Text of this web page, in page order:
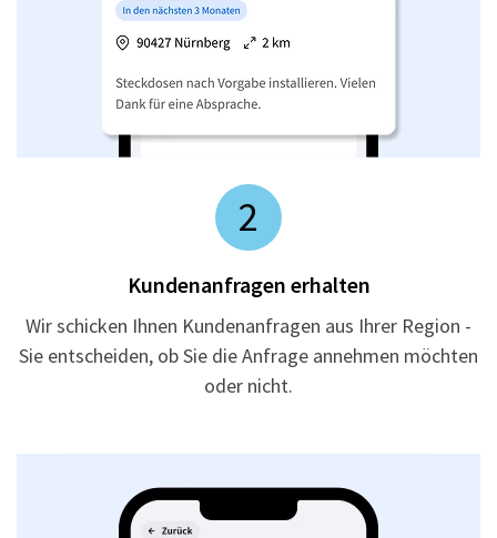
2
Kundenanfragen erhalten
Wir schicken Ihnen Kundenanfragen aus Ihrer Region -
Sie entscheiden, ob Sie die Anfrage annehmen möchten
oder nicht.